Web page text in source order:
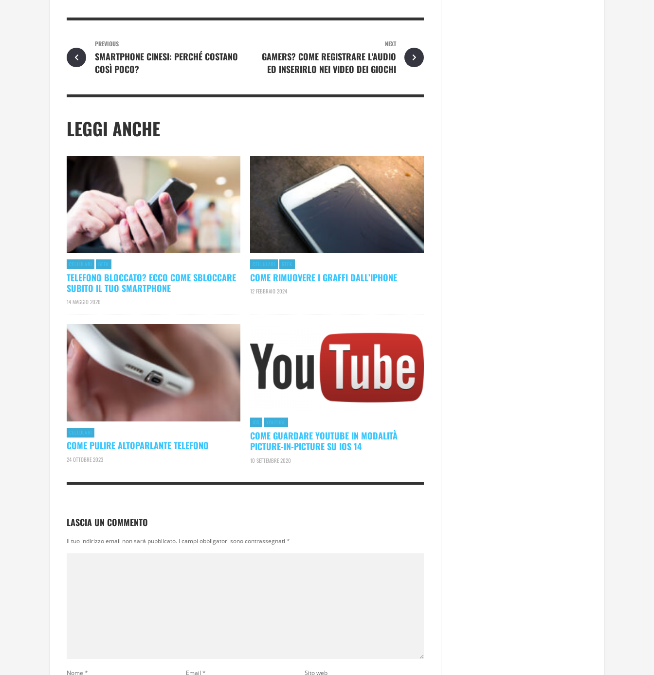
PREVIOUS
SMARTPHONE CINESI: PERCHÉ COSTANO
COSÌ POCO?
NEXT
GAMERS? COME REGISTRARE L'AUDIO
ED INSERIRLO NEI VIDEO DEI GIOCHI
LEGGI ANCHE
CELLULARI GEEK
TELEFONO BLOCCATO? ECCO COME SBLOCCARE
SUBITO IL TUO SMARTPHONE
14 MAGGIO 2026
CELLULARI GEEK
COME RIMUOVERE I GRAFFI DALL’IPHONE
12 FEBBRAIO 2024
CELLULARI
COME PULIRE ALTOPARLANTE TELEFONO
24 OTTOBRE 2023
IOS YOUTUBE
COME GUARDARE YOUTUBE IN MODALITÀ
PICTURE-IN-PICTURE SU IOS 14
10 SETTEMBRE 2020
LASCIA UN COMMENTO
Il tuo indirizzo email non sarà pubblicato. I campi obbligatori sono contrassegnati *
Nome * Email * Sito web